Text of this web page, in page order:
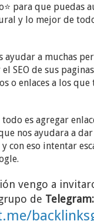
para que puedas
y lo mejor de
ayudar a muchas
SEO de sus
o enlaces a los
todo es agregar
nos ayudara a
con eso intentar
vengo a
de Telegram: